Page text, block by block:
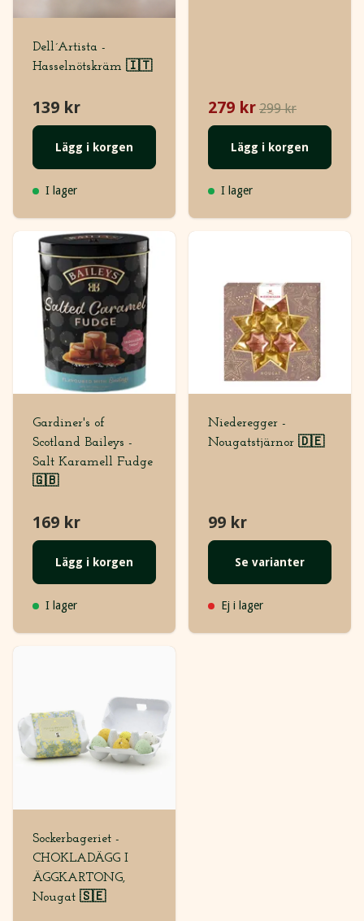
Dell´Artista -
Hasselnötskräm 🇮🇹
139 kr
Lägg i korgen
I lager
279 kr 299 kr
Lägg i korgen
I lager
Gardiner's of
Scotland Baileys -
Salt Karamell Fudge
🇬🇧
169 kr
Lägg i korgen
I lager
Niederegger -
Nougatstjärnor 🇩🇪
99 kr
Se varianter
Ej i lager
Sockerbageriet -
CHOKLADÄGG I
ÄGGKARTONG,
Nougat 🇸🇪